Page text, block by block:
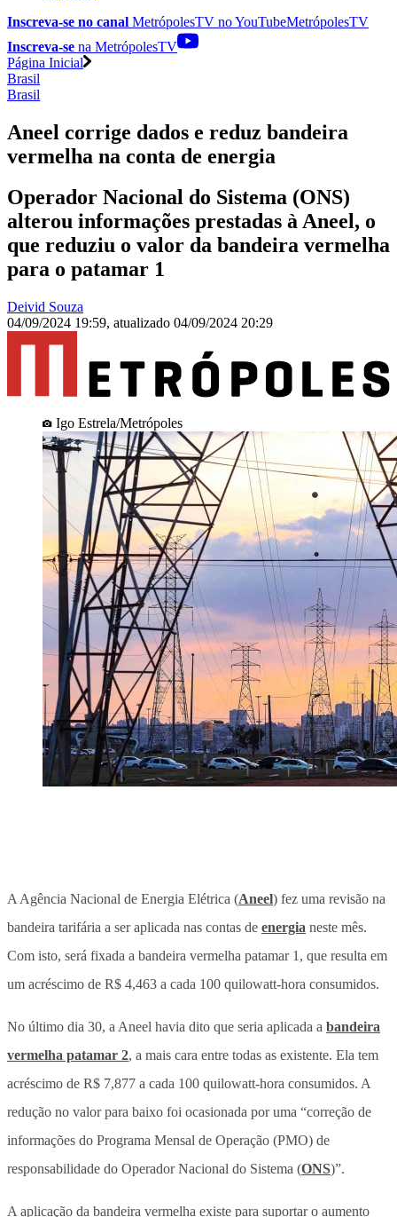
Inscreva-se no canal MetrópolesTV noYouTubeMetrópolesTV
Inscreva-se na MetrópolesTV
Página Inicial
Brasil
Brasil
Aneel corrige dados e reduz bandeira
vermelha na conta de energia
Operador Nacional do Sistema (ONS)
alterou informações prestadas à Aneel, o
que reduziu o valor da bandeira vermelha
para o patamar 1
Deivid Souza
04/09/2024 19:59, atualizado 04/09/2024 20:29
Igo Estrela/Metrópoles
A Agência Nacional de Energia Elétrica (Aneel) fez uma revisão na
bandeira tarifária a ser aplicada nas contas de energia neste mês.
Com isto, será fixada a bandeira vermelha patamar 1, que resulta em
um acréscimo de R$ 4,463 a cada 100 quilowatt-hora consumidos.
No último dia 30, a Aneel havia dito que seria aplicada a bandeira
vermelha patamar 2, a mais cara entre todas as existente. Ela tem
acréscimo de R$ 7,877 a cada 100 quilowatt-hora consumidos. A
redução no valor para baixo foi ocasionada por uma “correção de
informações do Programa Mensal de Operação (PMO) de
responsabilidade do Operador Nacional do Sistema (ONS)”.
A aplicação da bandeira vermelha existe para suportar o aumento